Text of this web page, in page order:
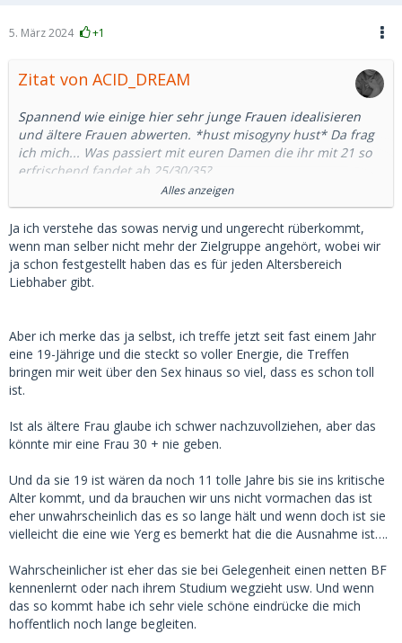
5. März 2024 +1
Zitat von ACID_DREAM
Spannend wie einige hier sehr junge Frauen idealisieren
und ältere Frauen abwerten. *hust misogyny hust* Da frag
ich mich... Was passiert mit euren Damen die ihr mit 21 so
erfrischend fandet ab 25/30/35?
Ich hab hier eben bei 30+ schon was von Krampfadern
gelesen. Plötzlich verwandeln sich alle Damen in Drachen
die dumm wie stulle sind und Jammern? Zumindest gibt's
hier ein paar Sätze die das vermuten lassen.
Das zeugt doch auch schon von einem BestätigungsBias:
Bedürfnisse zu begründen. Oder sie rechtfertigen?
Also die Leidenschaft mit der hier teils sehr junge Frauen
glorifiziert werden ist erstaunlich.
Alles anzeigen
Ja ich verstehe das sowas nervig und ungerecht rüberkommt,
wenn man selber nicht mehr der Zielgruppe angehört, wobei wir
ja schon festgestellt haben das es für jeden Altersbereich
Liebhaber gibt.
Aber ich merke das ja selbst, ich treffe jetzt seit fast einem Jahr
eine 19-Jährige und die steckt so voller Energie, die Treffen
bringen mir weit über den Sex hinaus so viel, dass es schon toll
ist.
Ist als ältere Frau glaube ich schwer nachzuvollziehen, aber das
könnte mir eine Frau 30 + nie geben.
Und da sie 19 ist wären da noch 11 tolle Jahre bis sie ins kritische
Alter kommt, und da brauchen wir uns nicht vormachen das ist
eher unwahrscheinlich das es so lange hält und wenn doch ist sie
vielleicht die eine wie Yerg es bemerkt hat die die Ausnahme ist….
Wahrscheinlicher ist eher das sie bei Gelegenheit einen netten BF
kennenlernt oder nach ihrem Studium wegzieht usw. Und wenn
das so kommt habe ich sehr viele schöne eindrücke die mich
hoffentlich noch lange begleiten.